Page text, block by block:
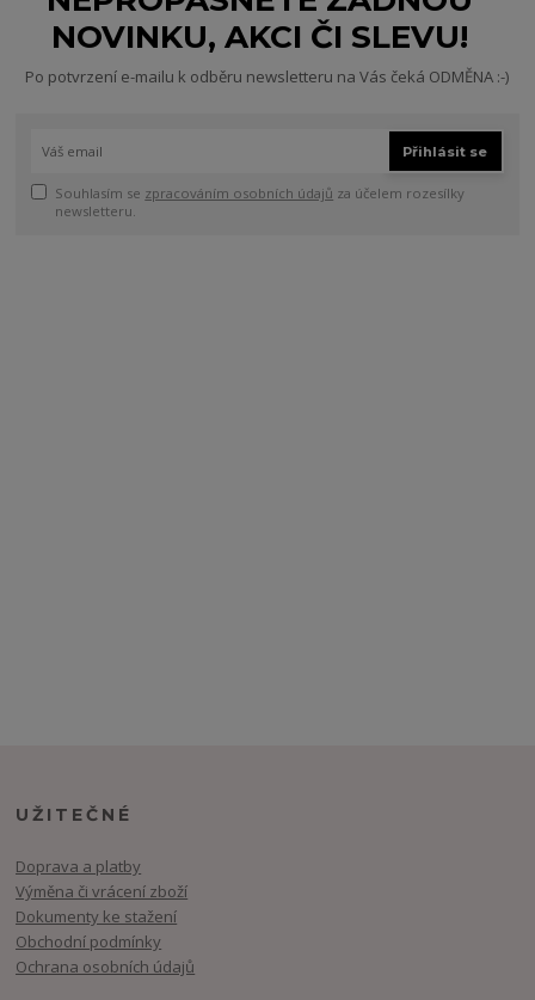
NOVINKU, AKCI ČI SLEVU!
Po potvrzení e-mailu k odběru newsletteru na Vás čeká ODMĚNA :-)
Přihlásit se
Souhlasím se zpracováním osobních údajů za účelem rozesílky
newsletteru.
UŽITEČNÉ
Doprava a platby
Výměna či vrácení zboží
Dokumenty ke stažení
Obchodní podmínky
Ochrana osobních údajů